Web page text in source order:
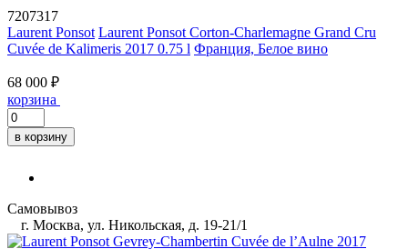
7207317
Laurent Ponsot Laurent Ponsot Corton-Charlemagne Grand Cru
Cuvée de Kalimeris 2017 0.75 l Франция, Белое вино
68 000 ₽
корзина
в корзину
Самовывоз
г. Москва, ул. Никольская, д. 19-21/1